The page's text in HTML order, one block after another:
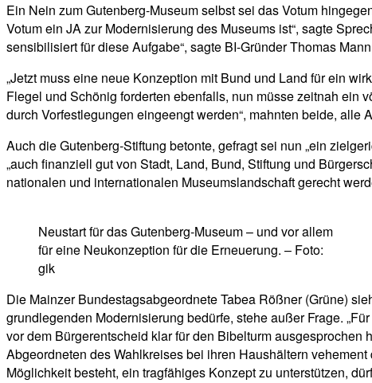
Ein Nein zum Gutenberg-Museum selbst sei das Votum
Votum ein JA zur Modernisierung des Museums ist“, sagte
sensibilisiert für diese Aufgabe“, sagte BI-Gründer Thomas
„Jetzt muss eine neue Konzeption mit Bund und Land für ein
Flegel und Schönig forderten ebenfalls, nun müsse zeitnah ein
durch Vorfestlegungen eingeengt werden“, mahnten beide, alle
Auch die Gutenberg-Stiftung betonte, gefragt sei nun „ein
„auch finanziell gut von Stadt, Land, Bund, Stiftung und
nationalen und internationalen Museumslandschaft gerecht
Neustart für das Gutenberg-Museum – und vor allem
für eine Neukonzeption für die Erneuerung. – Foto:
gik
Die Mainzer Bundestagsabgeordnete Tabea Rößner (Grüne)
grundlegenden Modernisierung bedürfe, stehe außer Frage.
vor dem Bürgerentscheid klar für den Bibelturm
Abgeordneten des Wahlkreises bei ihren Haushältern
Möglichkeit besteht, ein tragfähiges Konzept zu unterstützen,